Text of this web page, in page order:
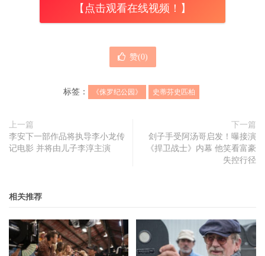
保罗在颁奖礼上发言时透露，史匹柏因为确诊新冠肺炎而被
迫缺席颁奖典礼。除了因确诊而缺席《哥谭独立电影颁奖典
贝尔曼》新片放映会，对于获奖无数的史蒂芬史匹柏
大导演史蒂芬史匹柏经典作品无数，上个世纪交出了《大白
《侏罗纪公
21世纪则有《神鬼交锋》、《慕尼黑》、《林肯》、《一级
康问题备受注目。
【点击观看在线视频！】
赞(0)
标签： 《侏罗纪公园》 史蒂芬史匹柏
上一篇
李安下一部作品将执导李小龙传
记电影 并将由儿子李淳主演
下一篇
刽子手受阿汤哥启发！曝接演
《捍卫战士》内幕 他笑看富豪
失控行径
相关推荐